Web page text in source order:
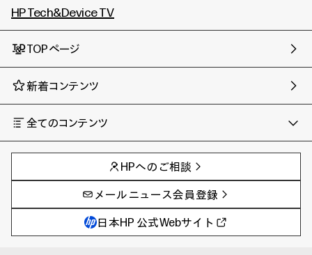
HP Tech&Device TV
TOPページ
新着コンテンツ
全てのコンテンツ
AIの進化と活用事例
製品トレンド & レビュー
サイバーセキュリティ
教育とテクノロジー
ハイブリッドワーク
事例
イベントレポート
AI PC
AIワークステーション
Poly
WXP（DEXツール）
HPへのご相談
メールニュース会員登録
日本HP 公式Webサイト